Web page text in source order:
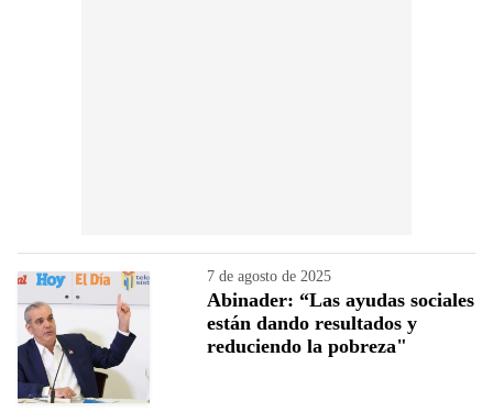
7 de agosto de 2025
Abinader: “Las ayudas sociales
están dando resultados y
reduciendo la pobreza"